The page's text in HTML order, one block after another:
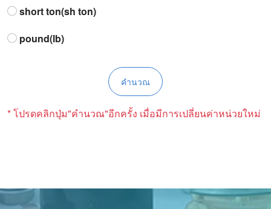
short ton(sh ton)
pound(lb)
* โปรดคลิกปุ่ม"คำนวณ"อีกครั้ง เมื่อมีการเปลี่ยนค่าหน่วยใหม่